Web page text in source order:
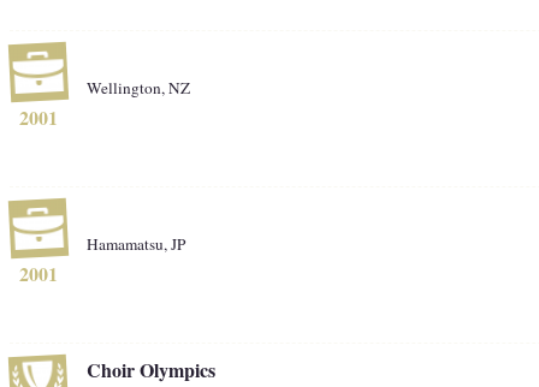
2001
Wellington, NZ
2001
Hamamatsu, JP
Choir Olympics